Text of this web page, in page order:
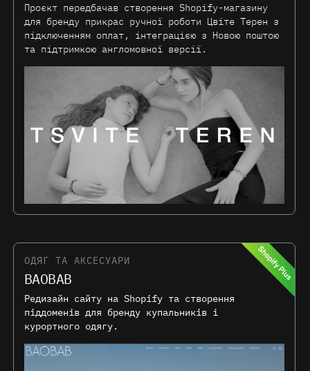
Проєкт передбачав створення Shopify-магазину
для бренду прикрас ручної роботи Цвіте Терен з
підключенням оплат, інтеграцією з Новою поштою
та підтримкою англомовної версії.
ОДЯГ ТА АКСЕСУАРИ
BAOBAB
Редизайн сайту на Shopify та створення
піддоменів для бренду купальників і
курортного одягу.